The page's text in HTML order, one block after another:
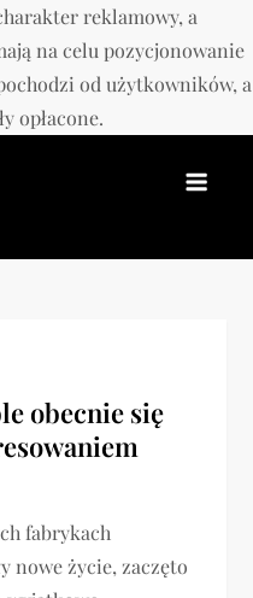
reklamowy, a
na celu pozycjonowanie
od użytkowników, a
opłacone.
obecnie się
fabrykach
nowe życie, zaczęto